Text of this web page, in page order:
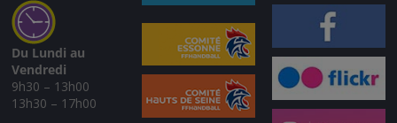
Du Lundi au
Vendredi
9h30 – 13h00
13h30 – 17h00